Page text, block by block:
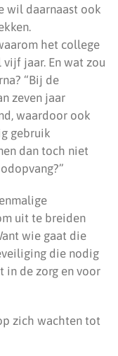
wil daarnaast ook
het college
jaar. En wat zou
“Bij de
zeven jaar
waardoor ook
gebruik
dan toch niet
uit te breiden
wie gaat die
die nodig
in de zorg en voor
zich wachten tot